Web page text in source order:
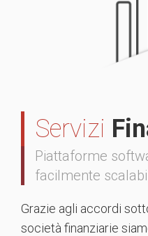
Servizi
Piattaforme
facilmente
Grazie agli accordi
società finanziarie